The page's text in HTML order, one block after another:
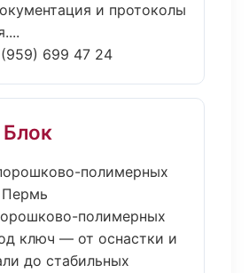
и протоколы
699 47 24
полимерных
полимерных
ключ — от оснастки и
до стабильных